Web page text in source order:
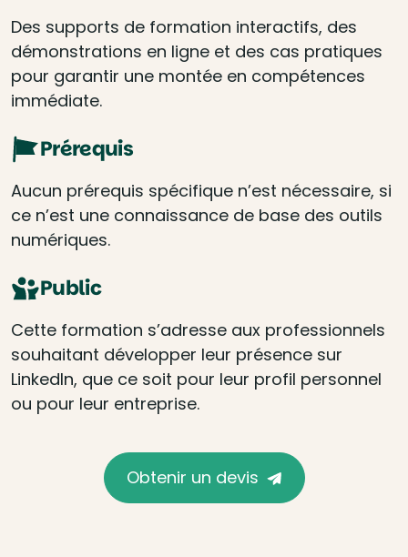
Des supports de formation interactifs, des
démonstrations en ligne et des cas pratiques
pour garantir une montée en compétences
immédiate.
Prérequis
Aucun prérequis spécifique n’est nécessaire, si
ce n’est une connaissance de base des outils
numériques.
Public
Cette formation s’adresse aux professionnels
souhaitant développer leur présence sur
LinkedIn, que ce soit pour leur profil personnel
ou pour leur entreprise.
Obtenir un devis